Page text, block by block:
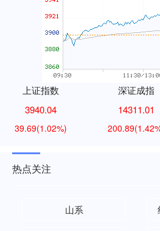
上证指数
3940.04
39.69(1.02%)
深证成指
14311.01
200.89
热点关注
山系